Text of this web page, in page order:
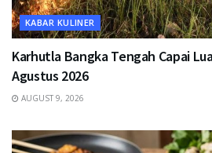
KABAR KULINER
Karhutla Bangka Tengah Capai
Agustus 2026
AUGUST 9, 2026